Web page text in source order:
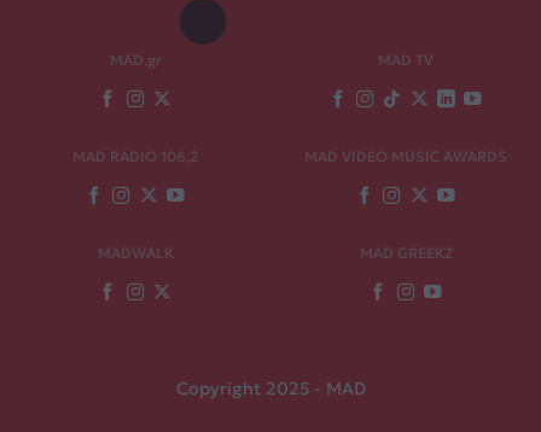
MAD.gr MAD TV
MAD RADIO 106,2 MAD VIDEO MUSIC AWARDS
MADWALK MAD GREEKZ
Copyright 2025 - MAD